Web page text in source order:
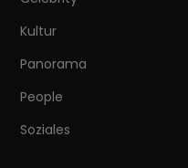
Kultur
Panorama
People
Soziales